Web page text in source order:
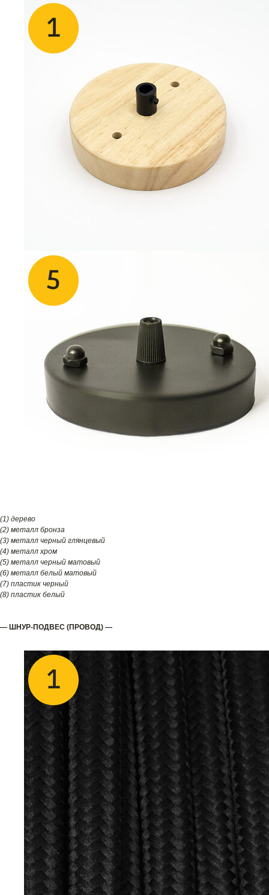
(1) дерево
(2) металл бронза
(3) металл черный глянцевый
(4) металл хром
(5) металл черный матовый
(6) металл белый матовый
(7) пластик черный
(8) пластик белый
— ШНУР-ПОДВЕС (ПРОВОД) —